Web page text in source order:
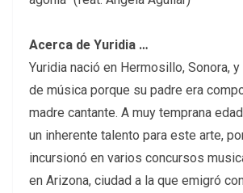
Acerca de Yuridia …
Yuridia nació en Hermosillo, Sonora,
de música porque su padre era
madre cantante. A muy temprana
un inherente talento para este arte,
incursionó en varios concursos
en Arizona, ciudad a la que emigró